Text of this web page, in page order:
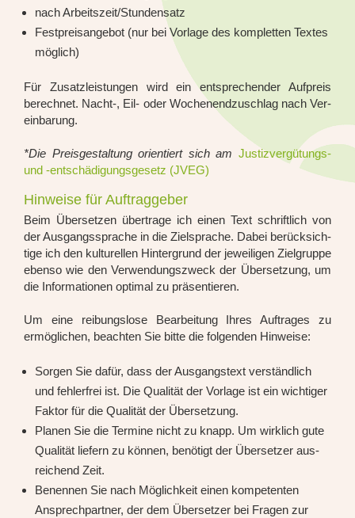
nach Arbeitszeit/Stundensatz
Fest­preis­an­ge­bot (nur bei Vor­la­ge des kom­plet­ten Tex­tes
mög­lich)
Für Zusatz­leis­tun­gen wird ein ent­spre­chen­der Auf­preis
berech­net. Nacht-, Eil- oder Wochen­end­zu­schlag nach Ver­
ein­ba­rung.
*Die Preis­ge­stal­tung ori­en­tiert sich am Jus­tiz­ver­gü­tungs-
und -ent­schä­di­gungs­ge­setz (JVEG)
Hinweise für Auftraggeber
Beim Über­set­zen über­tra­ge ich einen Text schrift­lich von
der Aus­gangs­spra­che in die Ziel­spra­che. Dabei berück­sich­
ti­ge ich den kul­tu­rel­len Hin­ter­grund der jewei­li­gen Ziel­grup­pe
eben­so wie den Ver­wen­dungs­zweck der Über­set­zung, um
die Infor­ma­tio­nen opti­mal zu prä­sen­tie­ren.
Um eine rei­bungs­lo­se Bear­bei­tung Ihres Auf­tra­ges zu
ermög­li­chen, beach­ten Sie bit­te die fol­gen­den Hin­wei­se:
Sor­gen Sie dafür, dass der Aus­gangs­text ver­ständ­lich
und feh­ler­frei ist. Die Qua­li­tät der Vor­la­ge ist ein wich­ti­ger
Fak­tor für die Qua­li­tät der Über­set­zung.
Pla­nen Sie die Ter­mi­ne nicht zu knapp. Um wirk­lich gute
Qua­li­tät lie­fern zu kön­nen, benö­tigt der Über­set­zer aus­
rei­chend Zeit.
Benen­nen Sie nach Mög­lich­keit einen kom­pe­ten­ten
Ansprech­part­ner, der dem Über­set­zer bei Fra­gen zur